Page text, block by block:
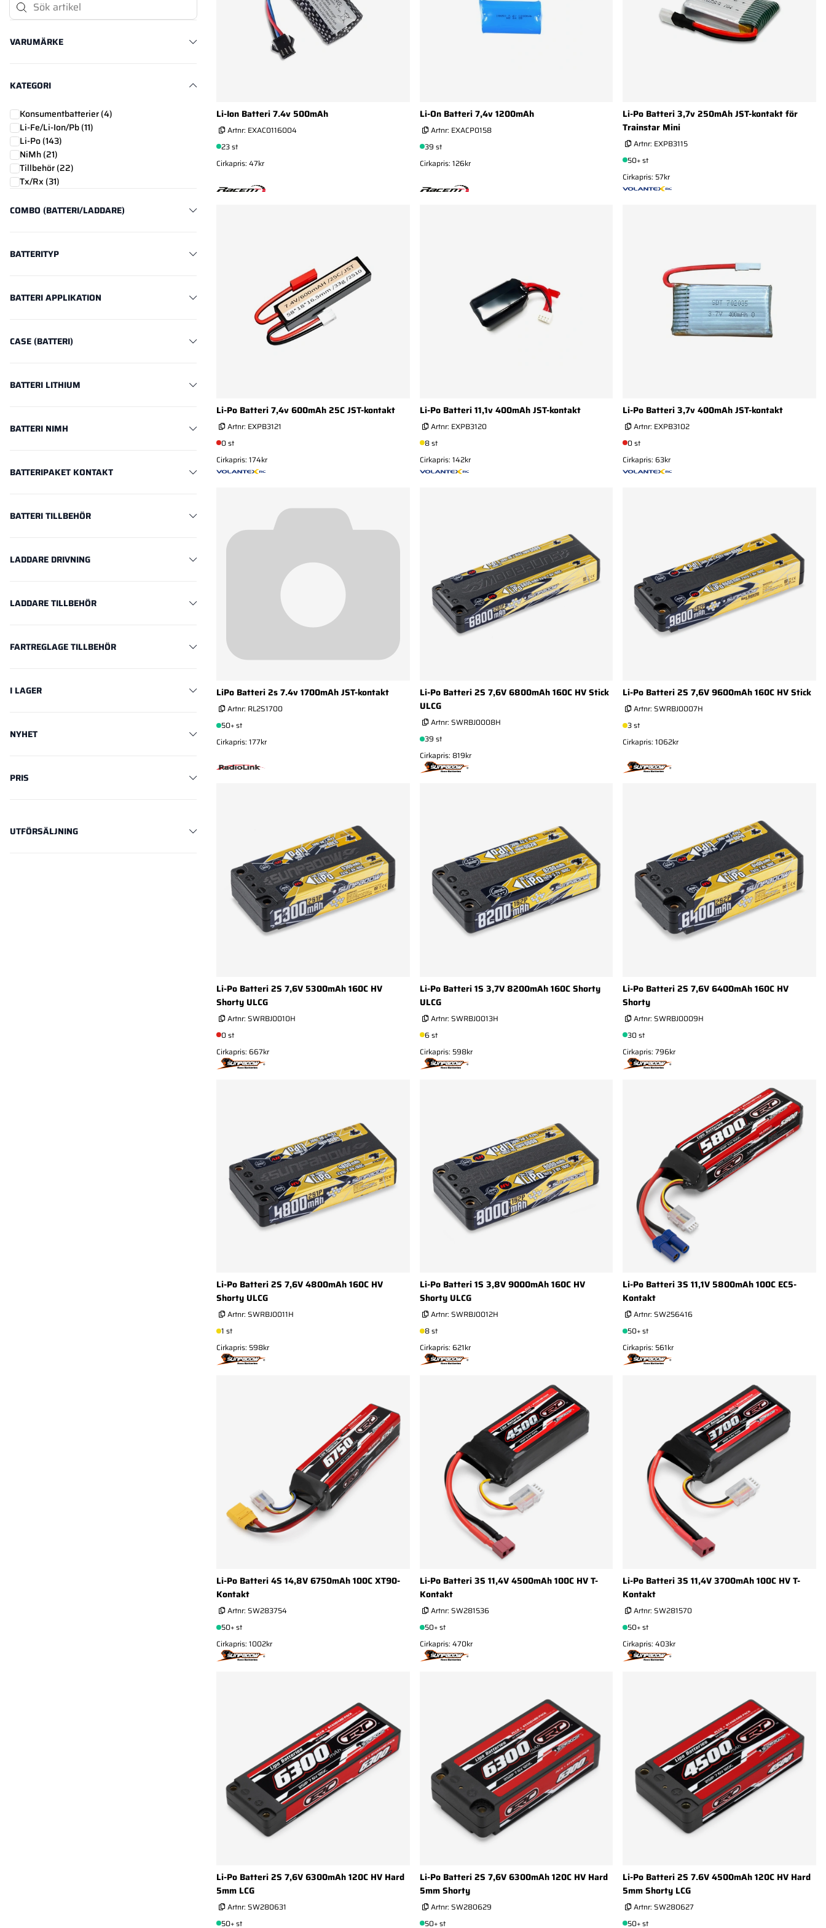
VARUMÄRKE
KATEGORI
Konsumentbatterier (4)
Li-Fe/Li-Ion/Pb (11)
Li-Po (143)
NiMh (21)
Tillbehör (22)
Tx/Rx (31)
COMBO (BATTERI/LADDARE)
BATTERITYP
BATTERI APPLIKATION
CASE (BATTERI)
BATTERI LITHIUM
BATTERI NIMH
BATTERIPAKET KONTAKT
BATTERI TILLBEHÖR
LADDARE DRIVNING
LADDARE TILLBEHÖR
FARTREGLAGE TILLBEHÖR
I LAGER
NYHET
PRIS
UTFÖRSÄLJNING
Li-Ion Batteri 7.4v 500mAh
Artnr: EXAC0116004
23 st
Cirkapris: 47kr
Li-On Batteri 7,4v 1200mAh
Artnr: EXACP0158
39 st
Cirkapris: 126kr
Li-Po Batteri 3,7v 250mAh JST-kontakt för
Trainstar Mini
Artnr: EXPB3115
50+ st
Cirkapris: 57kr
Li-Po Batteri 7,4v 600mAh 25C JST-kontakt
Artnr: EXPB3121
0 st
Cirkapris: 174kr
Li-Po Batteri 11,1v 400mAh JST-kontakt
Artnr: EXPB3120
8 st
Cirkapris: 142kr
Li-Po Batteri 3,7v 400mAh JST-kontakt
Artnr: EXPB3102
0 st
Cirkapris: 63kr
LiPo Batteri 2s 7.4v 1700mAh JST-kontakt
Artnr: RL2S1700
50+ st
Cirkapris: 177kr
Li-Po Batteri 2S 7,6V 6800mAh 160C HV Stick
ULCG
Artnr: SWRBJ0008H
39 st
Cirkapris: 819kr
Li-Po Batteri 2S 7,6V 9600mAh 160C HV Stick
Artnr:SWRBJ0007H
3 st
Cirkapris: 1062kr
Li-Po Batteri 2S 7,6V 5300mAh 160C HV
Shorty ULCG
Artnr: SWRBJ0010H
0 st
Cirkapris: 667kr
Li-Po Batteri 1S 3,7V 8200mAh 160C Shorty
ULCG
Artnr: SWRBJ0013H
6 st
Cirkapris: 598kr
Li-Po Batteri 2S 7,6V 6400mAh 160C HV
Shorty
Artnr:SWRBJ0009H
30 st
Cirkapris: 796kr
Li-Po Batteri 2S 7,6V 4800mAh 160C HV
Shorty ULCG
Artnr: SWRBJ0011H
1 st
Cirkapris: 598kr
Li-Po Batteri 1S 3,8V 9000mAh 160C HV
Shorty ULCG
Artnr: SWRBJ0012H
8 st
Cirkapris: 621kr
Li-Po Batteri 3S 11,1V 5800mAh 100C EC5-
Kontakt
Artnr:SW256416
50+ st
Cirkapris: 561kr
Li-Po Batteri 4S 14,8V 6750mAh 100C XT90-
Kontakt
Artnr: SW283754
50+ st
Cirkapris: 1002kr
Li-Po Batteri 3S 11,4V 4500mAh 100C HV T-
Kontakt
Artnr: SW281536
50+ st
Cirkapris: 470kr
Li-Po Batteri 3S 11,4V 3700mAh 100C HV T-
Kontakt
Artnr:SW281570
50+ st
Cirkapris: 403kr
Li-Po Batteri 2S 7,6V 6300mAh 120C HV Hard
5mm LCG
Artnr: SW280631
50+ st
Li-Po Batteri 2S 7,6V 6300mAh 120C HV Hard
5mm Shorty
Artnr: SW280629
50+ st
Li-Po Batteri 2S 7.6V 4500mAh 120C HV Hard
5mm Shorty LCG
Artnr:SW280627
50+ st